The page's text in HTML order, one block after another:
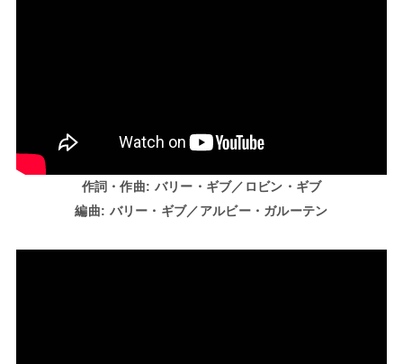
作詞・作曲: バリー・ギブ／ロビン・ギブ
編曲: バリー・ギブ／アルビー・ガルーテン